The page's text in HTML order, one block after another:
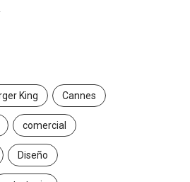
King Cannes
comercial
Diseño